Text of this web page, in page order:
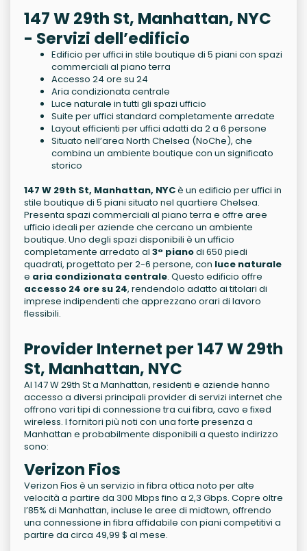
147 W 29th St, Manhattan, NYC
- Servizi dell’edificio
Edificio per uffici in stile boutique di 5 piani con spazi
commerciali al piano terra
Accesso 24 ore su 24
Aria condizionata centrale
Luce naturale in tutti gli spazi ufficio
Suite per uffici standard completamente arredate
Layout efficienti per uffici adatti da 2 a 6 persone
Situato nell’area North Chelsea (NoChe), che
combina un ambiente boutique con un significato
storico
147 W 29th St, Manhattan, NYCè un edificio per uffici in
stile boutique di 5 piani situato nel quartiere Chelsea.
Presenta spazi commerciali al piano terra e offre aree
ufficio ideali per aziende che cercano un ambiente
boutique. Uno degli spazi disponibili è un ufficio
completamente arredato al 3° pianodi 650 piedi
quadrati, progettato per 2-6 persone, con luce naturale
e aria condizionata centrale. Questo edificio offre
accesso 24 ore su 24, rendendolo adatto ai titolari di
imprese indipendenti che apprezzano orari di lavoro
flessibili.
Provider Internet per 147 W 29th
St, Manhattan, NYC
Al 147 W 29th St a Manhattan, residenti e aziende hanno
accesso a diversi principali provider di servizi internet che
offrono vari tipi di connessione tra cui fibra, cavo e fixed
wireless. I fornitori più noti con una forte presenza a
Manhattan e probabilmente disponibili a questo indirizzo
sono:
Verizon Fios
Verizon Fios è un servizio in fibra ottica noto per alte
velocità a partire da 300 Mbps fino a 2,3 Gbps. Copre oltre
l’85% di Manhattan, incluse le aree di midtown, offrendo
una connessione in fibra affidabile con piani competitivi a
partire da circa 49,99 $ al mese.